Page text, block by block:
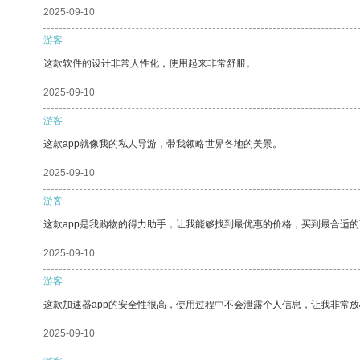
2025-09-10
游客
这款软件的设计非常人性化，使用起来非常舒服。
2025-09-10
游客
这款app就像我的私人导游，带我领略世界各地的美景。
2025-09-10
游客
这款app是我购物的得力助手，让我能够找到最优惠的价格，买到最合适的
2025-09-10
游客
这款加速器app的安全性很高，使用过程中不会泄露个人信息，让我非常放
2025-09-10